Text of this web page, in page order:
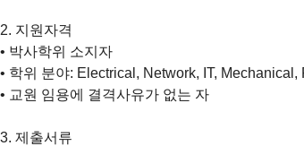
2. 지원자격
• 박사학위 소지자
• 학위 분야: Electrical, Network, IT,
• 교원 임용에 결격사유가 없는 자
3. 제출서류